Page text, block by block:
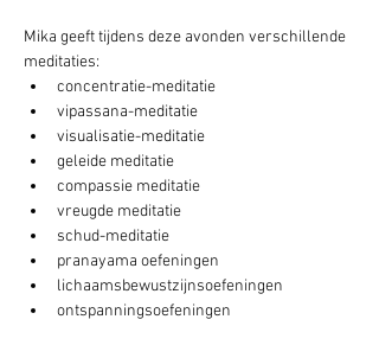
Mika geeft tijdens deze avonden verschillende
meditaties:
concentratie-meditatie
vipassana-meditatie
visualisatie-meditatie
geleide meditatie
compassie meditatie
vreugde meditatie
schud-meditatie
pranayama oefeningen
lichaamsbewustzijnsoefeningen
ontspanningsoefeningen